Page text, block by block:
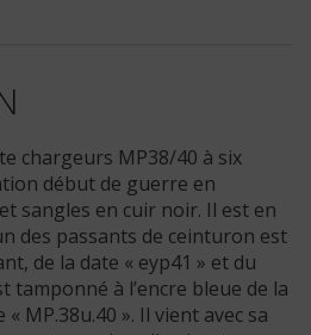
chargeurs MP38/40 à six
début de guerre en
sangles en cuir noir. Il est en
des passants de ceinturon est
de la date « eyp41 » et du
tamponné à l’encre bleue de la
MP.38u.40 ». Il vient avec sa